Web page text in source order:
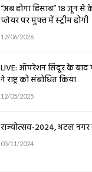
“अब होगा हिसाब” 18
प्लेयर पर मुफ्त में स्ट्रीम होगी
12/06/2026
LIVE: ऑपरेशन सिंदूर के बाद
ने राष्ट्र को संबोधित किया
12/05/2025
राज्योत्सव-2024, अटल नगर
05/11/2024